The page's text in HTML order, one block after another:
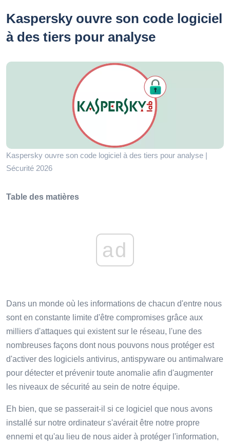
Kaspersky ouvre son code logiciel
à des tiers pour analyse
Kaspersky ouvre son code logiciel à des tiers pour analyse |
Sécurité 2026
Table des matières
ad
Dans un monde où les informations de chacun d'entre nous
sont en constante limite d'être compromises grâce aux
milliers d'attaques qui existent sur le réseau, l'une des
nombreuses façons dont nous pouvons nous protéger est
d'activer des logiciels antivirus, antispyware ou antimalware
pour détecter et prévenir toute anomalie afin d'augmenter
les niveaux de sécurité au sein de notre équipe.
Eh bien, que se passerait-il si ce logiciel que nous avons
installé sur notre ordinateur s'avérait être notre propre
ennemi et qu'au lieu de nous aider à protéger l'information,